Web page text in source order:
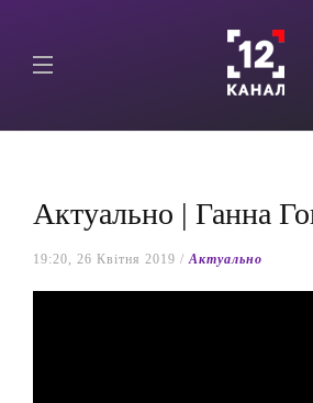
Актуально | Ганна
19:20, 26 Квітня 2019 /Актуально